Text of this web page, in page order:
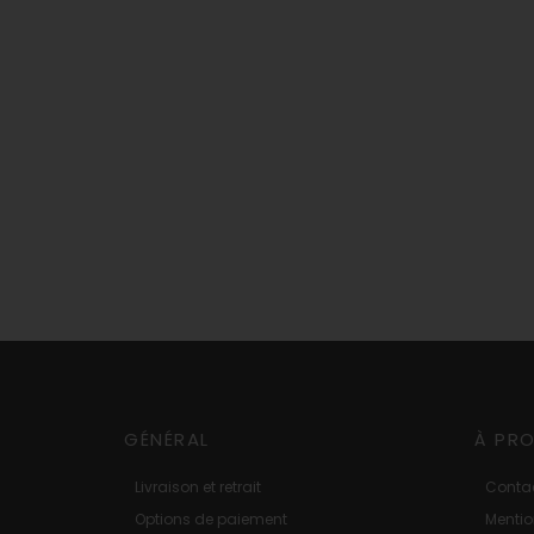
GÉNÉRAL
Livraison et retrait
Options de paiement
À